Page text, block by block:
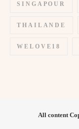
SINGAPOUR
THAILANDE
WELOVE18
All content